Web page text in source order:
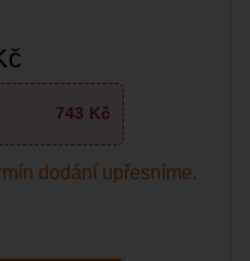
743 Kč
dodání upřesníme.